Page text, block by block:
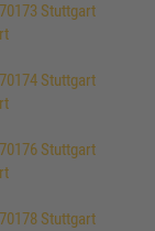
Stuttgart
Stuttgart
Stuttgart
Stuttgart